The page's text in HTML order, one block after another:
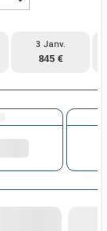
3 Janv.
845 €